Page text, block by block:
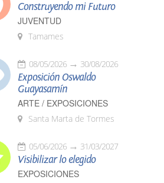
Construyendo mi Futuro
JUVENTUD
Tamames
08/05/2026 30/08/2026
Exposición Oswaldo
Guayasamín
ARTE / EXPOSICIONES
Santa Marta de Tormes
05/06/2026 31/03/2027
Visibilizar lo elegido
EXPOSICIONES